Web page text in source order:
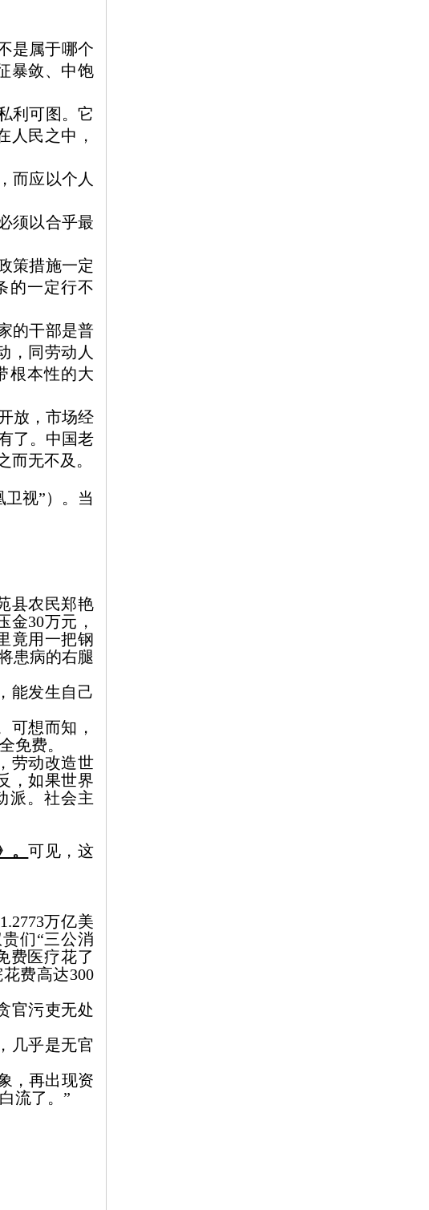
是属于哪个
暴敛、中饱
利可图。它
人民之中，
而应以个人
须以合乎最
策措施一定
的一定行不
的干部是普
，同劳动人
根本性的大
放，市场经
了。中国老
而无不及 。
视”）。 当
县农民郑艳
金30万元，
竟用一把钢
患病的右腿
能发生自己
可想而知，
免费。
， 劳动改造世
，如果世界
派。社会主
。可见，这
1.2773万亿美
们“三公消
费医疗花了
费高达300
官污吏无处
几乎是无官
，再出现资
流了。”